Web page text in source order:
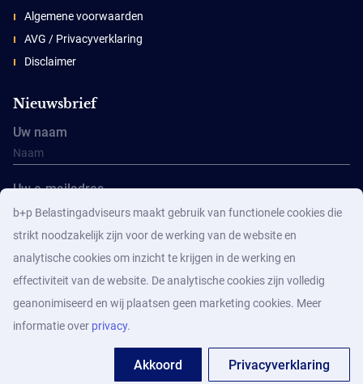
Algemene voorwaarden
AVG / Privacyverklaring
Disclaimer
Nieuwsbrief
Uw naam
Uw e-mailadres
Aanmelden
b+p Belastingadviseurs maakt gebruik van functionele cookies die
strikt noodzakelijk zijn voor de werking van de website en
analytische cookies om inzicht te krijgen in de werking en
effectiviteit van de website. De analytische cookies zijn volledig
geanonimiseerd en wij plaatsen geen marketing cookies. Meer
informatie over privacy.
Akkoord Privacyverklaring